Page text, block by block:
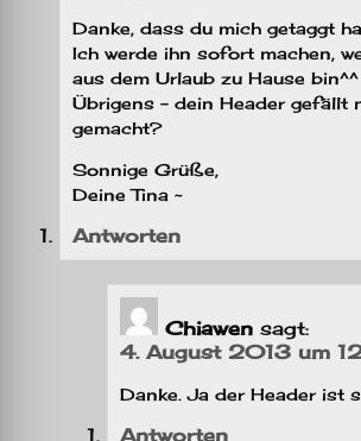
Danke, dass du mich getaggt
Ich werde ihn sofort machen,
aus dem Urlaub zu Hause bin^^
Übrigens – dein Header gefällt
gemacht?
Sonnige Grüße,
Deine Tina ~
Antworten
Chiawen sagt:
4. August 2013 um
Danke. Ja der Header ist
Antworten